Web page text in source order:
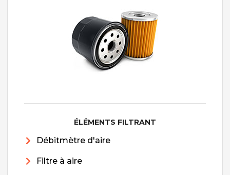
ÉLÉMENTS FILTRANT
Débitmètre d'aire
Filtre à aire